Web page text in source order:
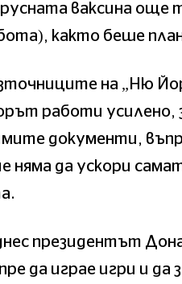
ваксина още
както беше
на „Ню
работи усилено,
документи,
няма да ускори
президентът
да играе игри и да